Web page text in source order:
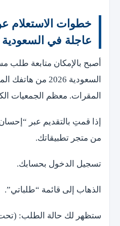
خطوات الاستعلام
عاجلة في السعودية 2026 عبر الجوال
أصبح بالإمكان متابعة طلب
السعودية 2026
المقرات. معظم الجمعيات
إذا قمتِ بالتقديم عبر
من متجر تطبيقاتك.
تسجيل الدخول بحسابك.
الذهاب إلى قائمة “طلباتي”.
ستظهر لك حالة الطلب: (تحت